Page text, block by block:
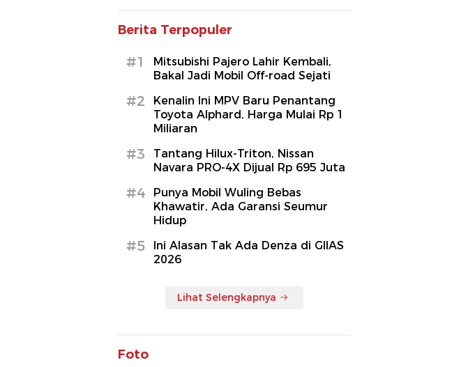
Berita Terpopuler
#1
Mitsubishi Pajero Lahir Kembali,
Bakal Jadi Mobil Off-road Sejati
#2
Kenalin Ini MPV Baru Penantang
Toyota Alphard, Harga Mulai Rp 1
Miliaran
#3
Tantang Hilux-Triton, Nissan
Navara PRO-4X Dijual Rp 695 Juta
#4
Punya Mobil Wuling Bebas
Khawatir, Ada Garansi Seumur
Hidup
#5
Ini Alasan Tak Ada Denza di GIIAS
2026
Lihat Selengkapnya
Foto